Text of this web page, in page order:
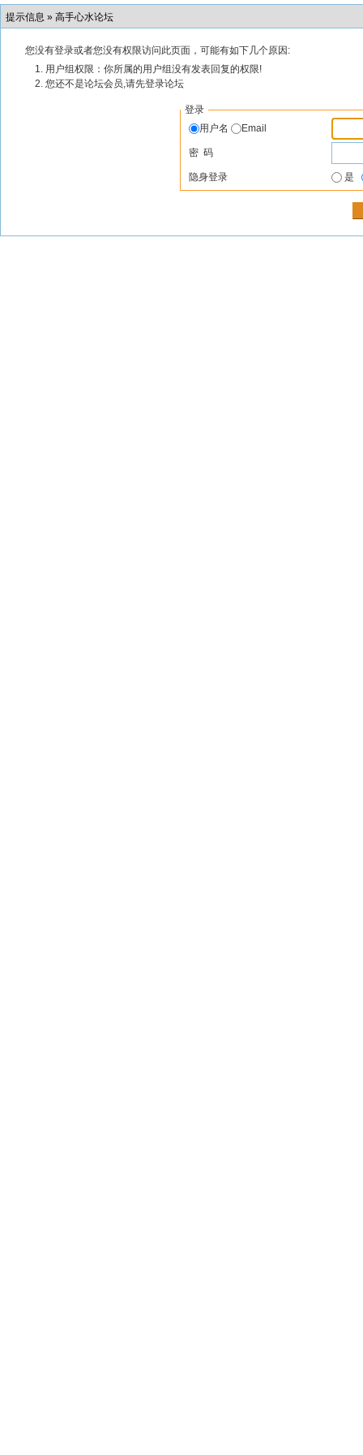
提示信息 » 高手心水论坛
您没有登录或者您没有权限访问此页面，可能有如下几个原因:
用户组权限：你所属的用户组没有发表回复的权限!
您还不是论坛会员,请先登录论坛
登录
用户名
Email
密 码
隐身登录 是